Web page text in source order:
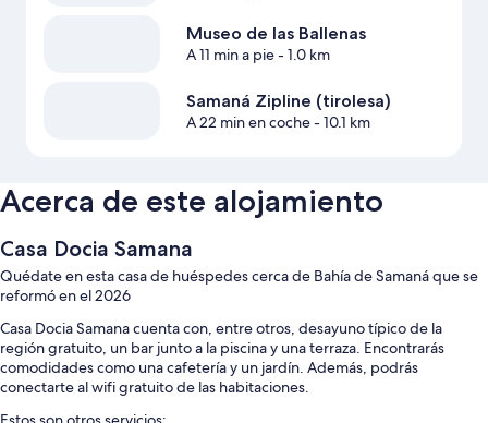
Museo de las Ballenas
A 11 min a pie- 1.0 km
Samaná Zipline (tirolesa)
A 22 min en coche- 10.1 km
Acerca de este alojamiento
Casa Docia Samana
Quédate en esta casa de huéspedes cerca de Bahía de Samaná que se
reformó en el 2026
Casa Docia Samana cuenta con, entre otros, desayuno típico de la
región gratuito, un bar junto a la piscina y una terraza. Encontrarás
comodidades como una cafetería y un jardín. Además, podrás
conectarte al wifi gratuito de las habitaciones.